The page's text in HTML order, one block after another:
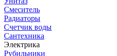
Смеситель
Радиаторы
Счетчик воды
Сантехника
Электрика
Рубильники